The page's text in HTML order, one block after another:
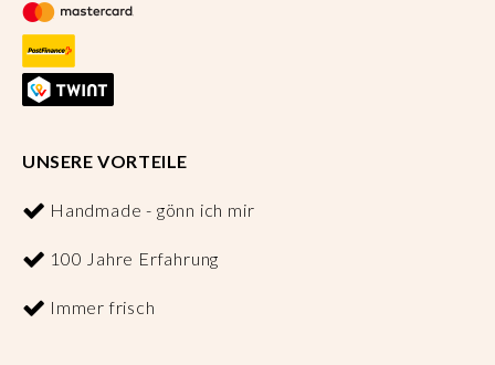
UNSERE VORTEILE
Handmade - gönn ich mir
100 Jahre Erfahrung
Immer frisch